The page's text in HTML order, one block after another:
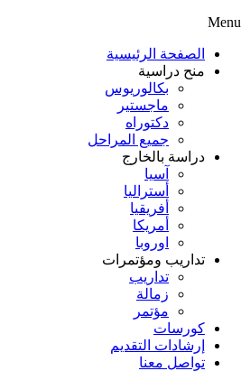
Menu
الصفحة الرئيسية
منح دراسية
بكالوريوس
ماجستير
دكتوراه
جميع المراحل
دراسة بالخارج
آسيا
أستراليا
أفريقيا
أمريكا
اوروبا
تداريب ومؤتمرات
تداريب
زمالة
مؤتمر
كورسات
إرشادات التقديم
تواصل معنا